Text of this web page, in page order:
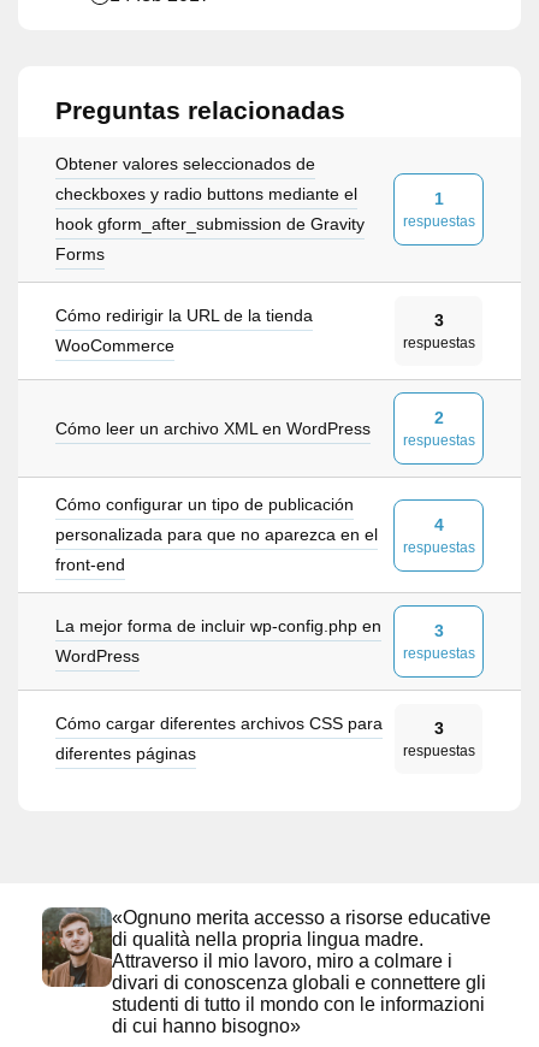
Preguntas relacionadas
Obtener valores seleccionados de
checkboxes y radio buttons mediante el
hook gform_after_submission de Gravity
Forms
1
respuestas
Cómo redirigir la URL de la tienda
WooCommerce
3
respuestas
Cómo leer un archivo XML en WordPress
2
respuestas
Cómo configurar un tipo de publicación
personalizada para que no aparezca en el
front-end
4
respuestas
La mejor forma de incluir wp-config.php en
WordPress
3
respuestas
Cómo cargar diferentes archivos CSS para
diferentes páginas
3
respuestas
«Ognuno merita accesso a risorse educative
di qualità nella propria lingua madre.
Attraverso il mio lavoro, miro a colmare i
divari di conoscenza globali e connettere gli
studenti di tutto il mondo con le informazioni
di cui hanno bisogno»